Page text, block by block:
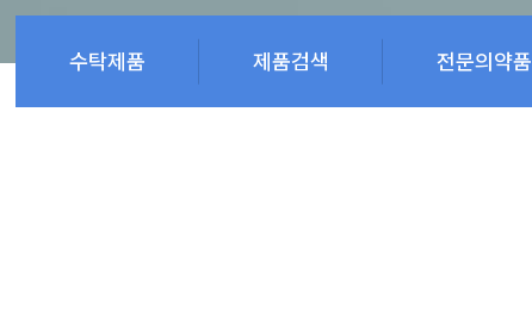
수탁제품 제품검색 전문의약품